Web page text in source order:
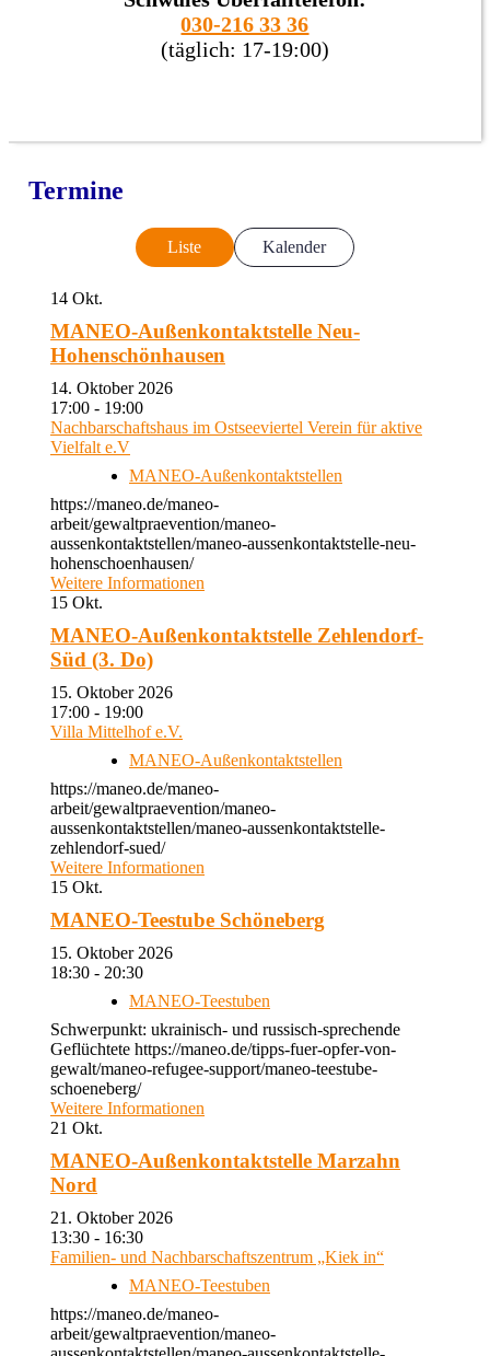
030-216 33 36
(täglich: 17-19:00)
Termine
Liste Kalender
14 Okt.
MANEO-Außenkontaktstelle Neu-
Hohenschönhausen
14. Oktober 2026
17:00 - 19:00
Nachbarschaftshaus im Ostseeviertel Verein für aktive
Vielfalt e.V
MANEO-Außenkontaktstellen
https://maneo.de/maneo-
arbeit/gewaltpraevention/maneo-
aussenkontaktstellen/maneo-aussenkontaktstelle-neu-
hohenschoenhausen/
Weitere Informationen
15 Okt.
MANEO-Außenkontaktstelle Zehlendorf-
Süd (3. Do)
15. Oktober 2026
17:00 - 19:00
Villa Mittelhof e.V.
MANEO-Außenkontaktstellen
https://maneo.de/maneo-
arbeit/gewaltpraevention/maneo-
aussenkontaktstellen/maneo-aussenkontaktstelle-
zehlendorf-sued/
Weitere Informationen
15 Okt.
MANEO-Teestube Schöneberg
15. Oktober 2026
18:30 - 20:30
MANEO-Teestuben
Schwerpunkt: ukrainisch- und russisch-sprechende
Geflüchtete https://maneo.de/tipps-fuer-opfer-von-
gewalt/maneo-refugee-support/maneo-teestube-
schoeneberg/
Weitere Informationen
21 Okt.
MANEO-Außenkontaktstelle Marzahn
Nord
21. Oktober 2026
13:30 - 16:30
Familien- und Nachbarschaftszentrum „Kiek in“
MANEO-Teestuben
https://maneo.de/maneo-
arbeit/gewaltpraevention/maneo-